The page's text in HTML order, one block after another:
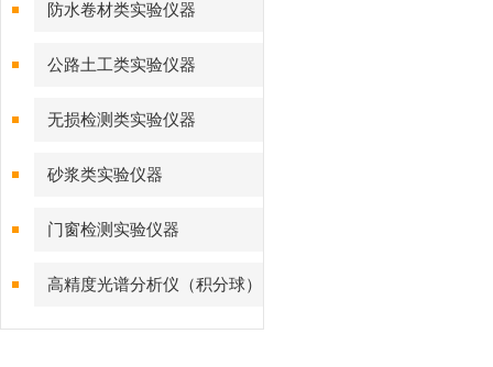
防水卷材类实验仪器
公路土工类实验仪器
无损检测类实验仪器
砂浆类实验仪器
门窗检测实验仪器
高精度光谱分析仪（积分球）
综合测试系统